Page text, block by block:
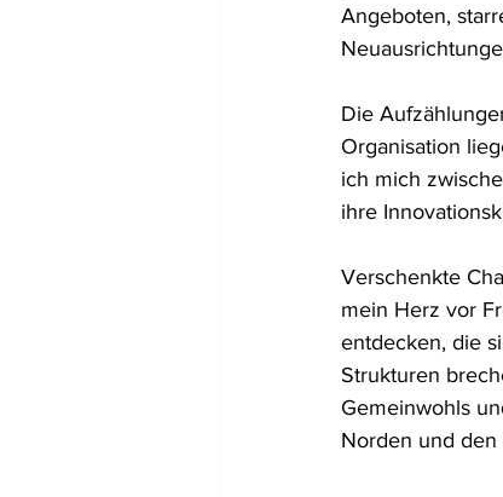
Angeboten,
Die
Organisation
ich mich
ihre
Verschenkte
mein Herz vor
entdecken, die
Strukturen
Gemeinwohls
Norden und den